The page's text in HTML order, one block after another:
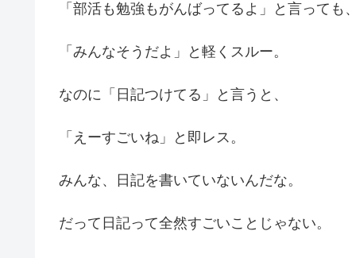
「部活も勉強もがんばってるよ」と言っても、
「みんなそうだよ」と軽くスルー。
なのに「日記つけてる」と言うと、
「えーすごいね」と即レス。
みんな、日記を書いていないんだな。
だって日記って全然すごいことじゃない。